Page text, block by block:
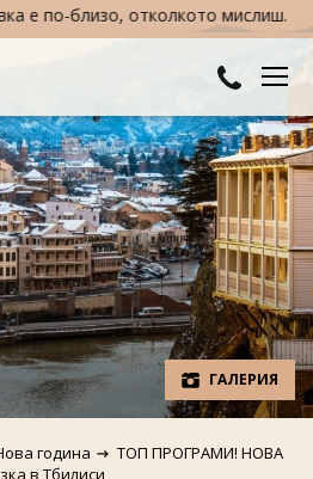
по-близо, отколкото мислиш.
ГАЛЕРИЯ
година
ТОП ПРОГРАМИ! НОВА
в Тбилиси